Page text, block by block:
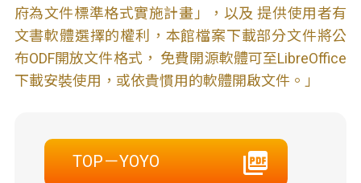
府為文件標準格式實施計畫」，以及 提供使用者有
文書軟體選擇的權利，本館檔案下載部分文件將公
布ODF開放文件格式， 免費開源軟體可至LibreOffice
下載安裝使用，或依貴慣用的軟體開啟文件。」
TOP－YOYO